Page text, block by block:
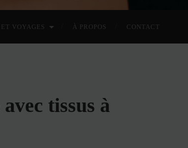
VOYAGES À PROPOS CONTACT
tissus à